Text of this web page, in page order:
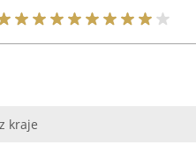
kraje